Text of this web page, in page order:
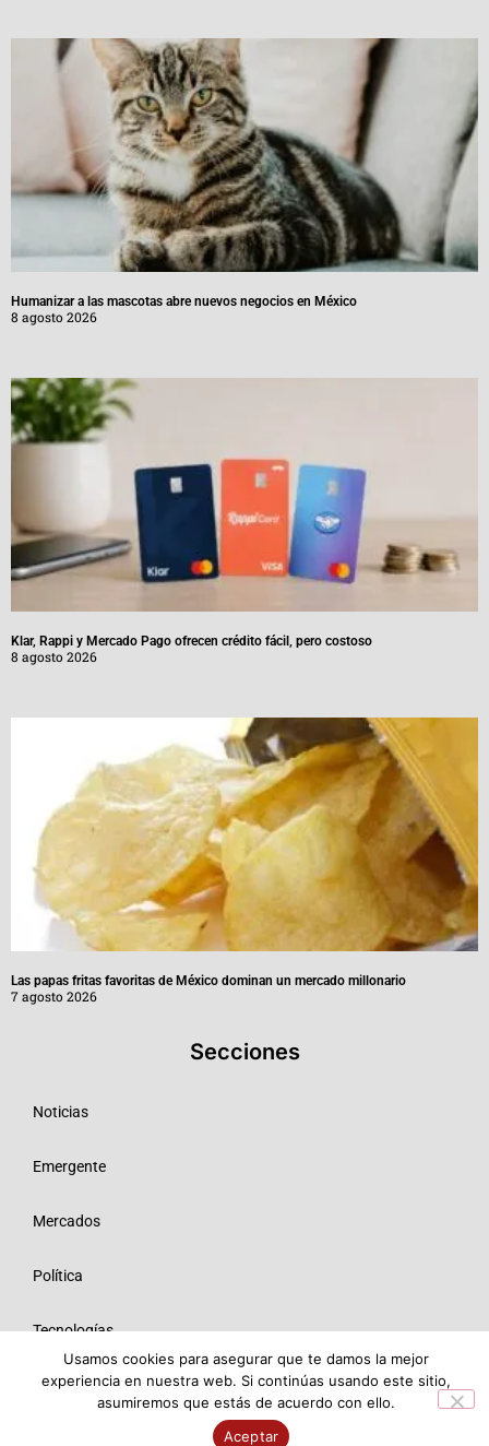
Humanizar a las mascotas abre nuevos negocios en México
8 agosto 2026
Klar, Rappi y Mercado Pago ofrecen crédito fácil, pero costoso
8 agosto 2026
Las papas fritas favoritas de México dominan un mercado millonario
7 agosto 2026
Secciones
Noticias
Emergente
Mercados
Política
Tecnologías
Opinión
© 2026 Todos los derechos reservados ME SRL.
Usamos cookies para asegurar que te damos la mejor
experiencia en nuestra web. Si continúas usando este sitio,
asumiremos que estás de acuerdo con ello.
Aceptar